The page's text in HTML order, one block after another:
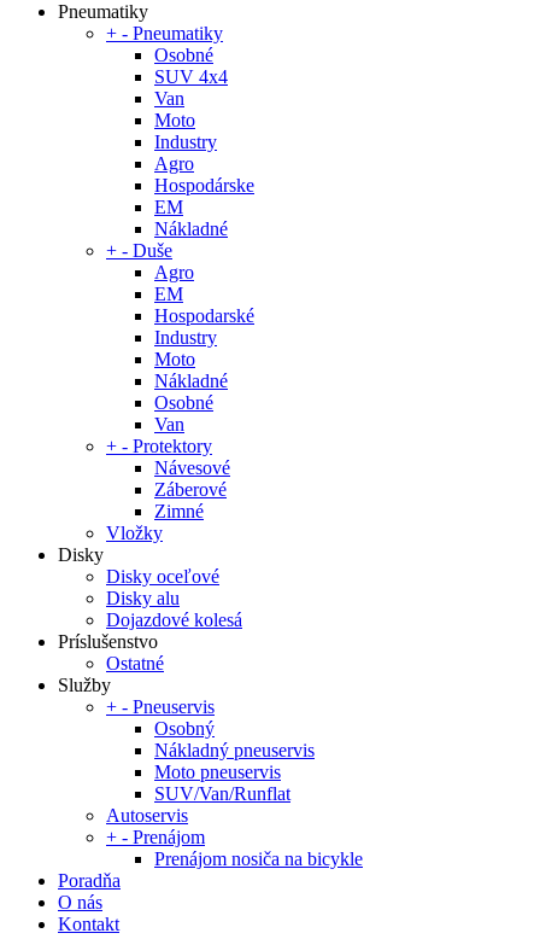
Pneumatiky
+ - Pneumatiky
Osobné
SUV 4x4
Van
Moto
Industry
Agro
Hospodárske
EM
Nákladné
+ - Duše
Agro
EM
Hospodarské
Industry
Moto
Nákladné
Osobné
Van
+ - Protektory
Návesové
Záberové
Zimné
Vložky
Disky
Disky oceľové
Disky alu
Dojazdové kolesá
Príslušenstvo
Ostatné
Služby
+ - Pneuservis
Osobný
Nákladný pneuservis
Moto pneuservis
SUV/Van/Runflat
Autoservis
+ - Prenájom
Prenájom nosiča na bicykle
Poradňa
O nás
Kontakt